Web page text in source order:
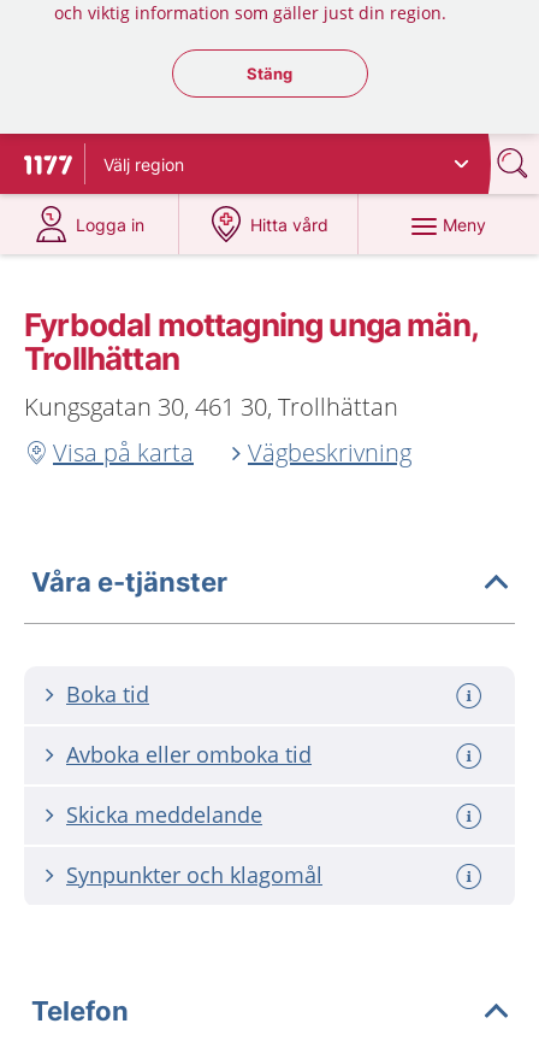
och viktig information som gäller just din region.
Stäng regionsväljaren
Stäng
Till startsidan för 1177
Välj region
Logga in
på 1177.se
Hitta vård
på 1177.se
Meny
Fyrbodal mottagning unga män,
Trollhättan
Kungsgatan 30, 461 30, Trollhättan
Visa på karta
Vägbeskrivning
Våra e-tjänster
Boka tid
Avboka eller omboka tid
Skicka meddelande
Synpunkter och klagomål
Telefon